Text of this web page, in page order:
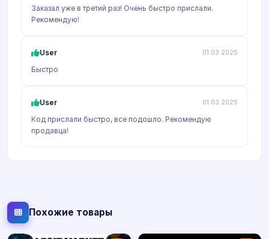
Заказал уже в третий раз! Очень быстро прислали.
Рекомендую!
User 01.03.2025
Быстро
User 01.03.2025
Код прислали быстро, все подошло. Рекомендую
продавца!
Похожие товары